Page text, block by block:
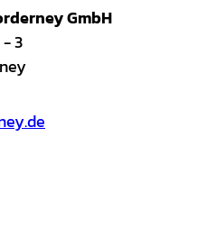
GmbH
- 3